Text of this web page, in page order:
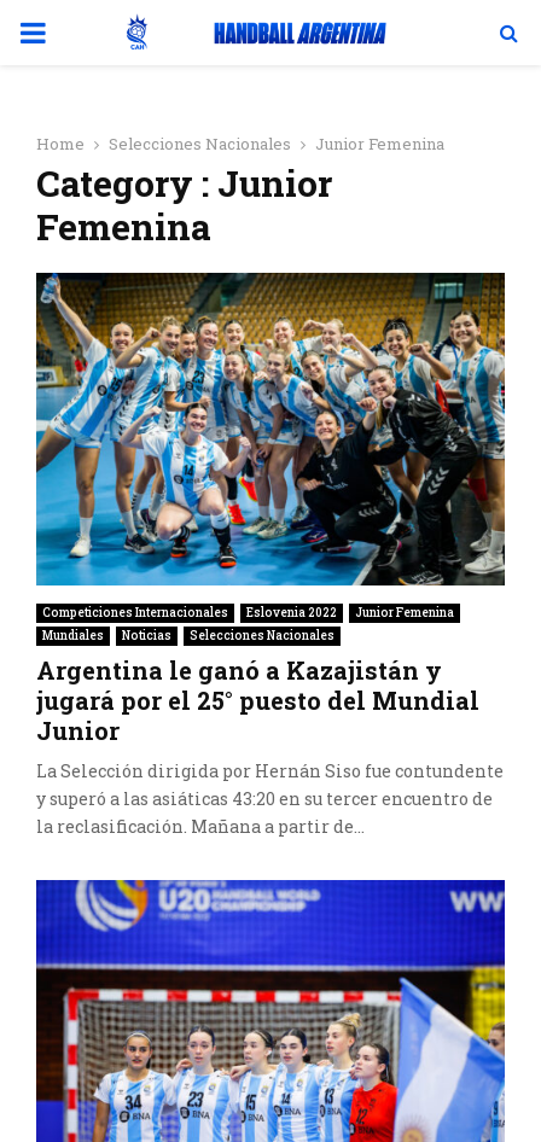
PRIMARY
Home Selecciones Nacionales Junior Femenina
Category : Junior
Femenina
Competiciones Internacionales Eslovenia 2022
Junior Femenina
Mundiales
Noticias Selecciones Nacionales
Argentina le ganó a Kazajistán y
jugará por el 25° puesto del Mundial
Junior
La Selección dirigida por Hernán Siso fue contundente
y superó a las asiáticas 43:20 en su tercer encuentro de
la reclasificación. Mañana a partir de...